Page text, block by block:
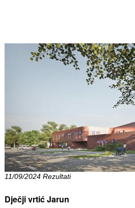
11/09/2024 Rezultati
Dječji vrtić Jarun